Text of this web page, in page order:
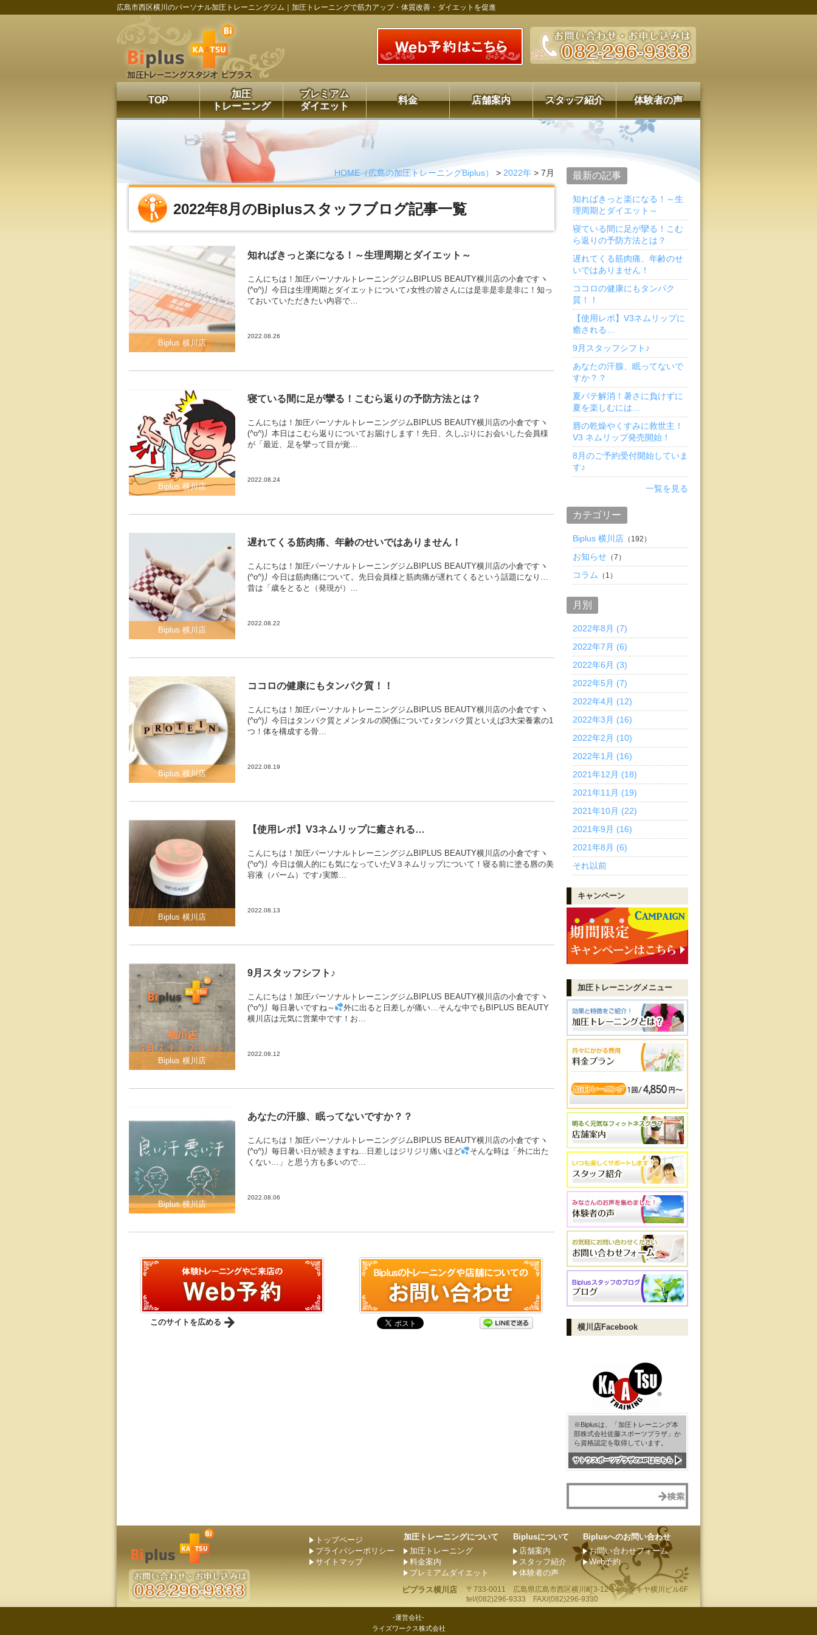
広島市西区横川のパーソナル加圧トレーニングジム｜加圧トレーニングで筋力アップ・体質改善・ダイエットを促進
TOP
加圧
トレーニング
プレミアム
ダイエット
料金 店舗案内 スタッフ紹介 体験者の声
HOME（広島の加圧トレーニングBiplus） > 2022年 > 7月
2022年8月のBiplusスタッフブログ記事一覧
Biplus 横川店
知ればきっと楽になる！～生理周期とダイエット～
こんにちは！加圧パーソナルトレーニングジムBIPLUS BEAUTY横川店の小倉ですヽ
(^o^)丿今日は生理周期とダイエットについて♪女性の皆さんには是非是非是非に！知っ
ておいていただきたい内容で…
2022.08.26
Biplus 横川店
寝ている間に足が攣る！こむら返りの予防方法とは？
こんにちは！加圧パーソナルトレーニングジムBIPLUS BEAUTY横川店の小倉ですヽ
(^o^)丿本日はこむら返りについてお届けします！先日、久しぶりにお会いした会員様
が「最近、足を攣って目が覚…
2022.08.24
Biplus 横川店
遅れてくる筋肉痛、年齢のせいではありません！
こんにちは！加圧パーソナルトレーニングジムBIPLUS BEAUTY横川店の小倉ですヽ
(^o^)丿今日は筋肉痛について。先日会員様と筋肉痛が遅れてくるという話題になり…
昔は「歳をとると（発現が）…
2022.08.22
Biplus 横川店
ココロの健康にもタンパク質！！
こんにちは！加圧パーソナルトレーニングジムBIPLUS BEAUTY横川店の小倉ですヽ
(^o^)丿今日はタンパク質とメンタルの関係について♪タンパク質といえば3大栄養素の1
つ！体を構成する骨…
2022.08.19
Biplus 横川店
【使用レポ】V3ネムリップに癒される…
こんにちは！加圧パーソナルトレーニングジムBIPLUS BEAUTY横川店の小倉ですヽ
(^o^)丿今日は個人的にも気になっていたV３ネムリップについて！寝る前に塗る唇の美
容液（バーム）です♪実際…
2022.08.13
Biplus 横川店
9月スタッフシフト♪
こんにちは！加圧パーソナルトレーニングジムBIPLUS BEAUTY横川店の小倉ですヽ
(^o^)丿毎日暑いですね～
外に出ると日差しが痛い…そんな中でもBIPLUS BEAUTY
横川店は元気に営業中です！お…
2022.08.12
Biplus 横川店
あなたの汗腺、眠ってないですか？？
こんにちは！加圧パーソナルトレーニングジムBIPLUS BEAUTY横川店の小倉ですヽ
(^o^)丿毎日暑い日が続きますね…日差しはジリジリ痛いほど
そんな時は「外に出た
くない…」と思う方も多いので…
2022.08.06
このサイトを広める
最新の記事
知ればきっと楽になる！～生
理周期とダイエット～
寝ている間に足が攣る！こむ
ら返りの予防方法とは？
遅れてくる筋肉痛、年齢のせ
いではありません！
ココロの健康にもタンパク
質！！
【使用レポ】V3ネムリップに
癒される…
9月スタッフシフト♪
あなたの汗腺、眠ってないで
すか？？
夏バテ解消！暑さに負けずに
夏を楽しむには…
唇の乾燥やくすみに救世主！
V3 ネムリップ発売開始！
8月のご予約受付開始していま
す♪
一覧を見る
カテゴリー
Biplus 横川店 （192）
お知らせ （7）
コラム （1）
月別
2022年8月 (7)
2022年7月 (6)
2022年6月 (3)
2022年5月 (7)
2022年4月 (12)
2022年3月 (16)
2022年2月 (10)
2022年1月 (16)
2021年12月 (18)
2021年11月 (19)
2021年10月 (22)
2021年9月 (16)
2021年8月 (6)
それ以前
キャンペーン
加圧トレーニングメニュー
横川店Facebook
※Biplusは、「加圧トレーニング本
部株式会社佐藤スポーツプラザ」か
ら資格認定を取得しています。
サトウスポーツプラザのHPはこちら
トップページ
プライバシーポリシー
サイトマップ
加圧トレーニングについて
加圧トレーニング
料金案内
プレミアムダイエット
Biplusについて
店舗案内
スタッフ紹介
体験者の声
Biplusへのお問い合わせ
お問い合わせフォーム
Web予約
ビプラス横川店 〒733-0011 広島県広島市西区横川町3-12-14 ミタキヤ横川ビル6F
tel/(082)296-9333 FAX/(082)296-9330
-運営会社-
ライズワークス株式会社